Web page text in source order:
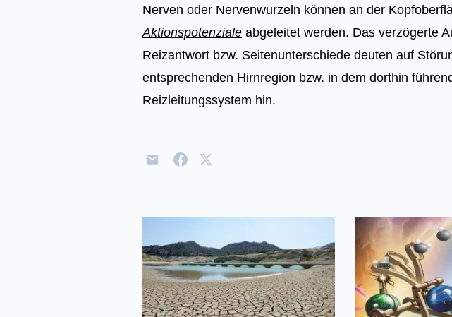
Nerven oder Nervenwurzeln können an der
Aktionspotenziale abgeleitet werden. Das verzögerte
Reizantwort bzw. Seitenunterschiede deuten auf
entsprechenden Hirnregion bzw. in dem dorthin
Reizleitungssystem hin.